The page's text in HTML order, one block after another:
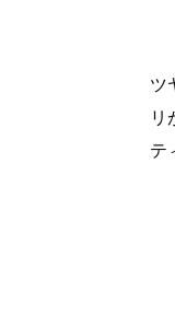
ツ
リ
テ